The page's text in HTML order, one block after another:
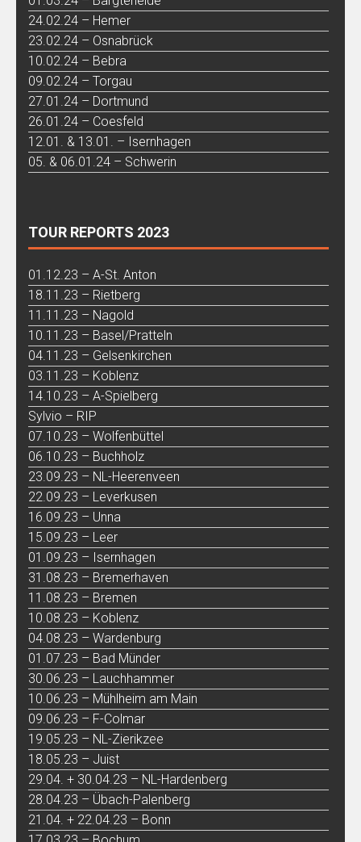
24.02.24 – Hemer
23.02.24 – Osnabrück
10.02.24 – Bebra
09.02.24 – Torgau
27.01.24 – Dortmund
26.01.24 – Coesfeld
12.01. & 13.01. – Isernhagen
05. & 06.01.24 – Schwerin
TOUR REPORTS 2023
01.12.23 – A-St. Anton
18.11.23 – Rietberg
11.11.23 – Nagold
10.11.23 – Basel/Pratteln
04.11.23 – Gelsenkirchen
03.11.23 – Koblenz
14.10.23 – A-Spielberg
Sylvio – RIP
07.10.23 – Wolfenbüttel
06.10.23 – Buchholz
23.09.23 – NL-Heerenveen
22.09.23 – Leverkusen
16.09.23 – Unna
15.09.23 – Leer
01.09.23 – Isernhagen
31.08.23 – Bremerhaven
11.08.23 – Bremen
10.08.23 – Koblenz
04.08.23 – Wardenburg
01.07.23 – Bad Münder
30.06.23 – Lauchhammer
10.06.23 – Mühlheim am Main
09.06.23 – F-Colmar
19.05.23 – NL-Zierikzee
18.05.23 – Juist
29.04. + 30.04.23 – NL-Hardenberg
28.04.23 – Übach-Palenberg
21.04. + 22.04.23 – Bonn